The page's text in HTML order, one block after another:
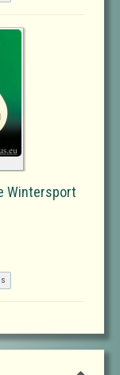
Wintersport